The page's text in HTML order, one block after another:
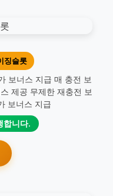
징슬롯
보너스 지급 매 충전 보
제공 무제한 재충전 보
보너스 지급
합니다.